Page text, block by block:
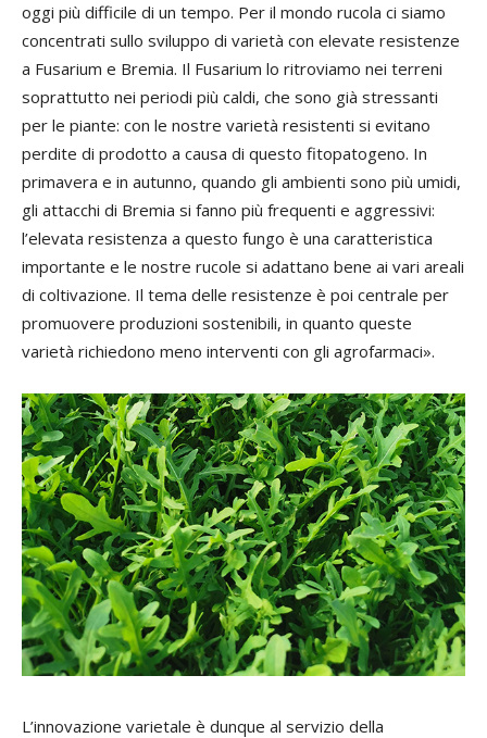
oggi più difficile di un tempo. Per il mondo rucola ci siamo
concentrati sullo sviluppo di varietà con elevate resistenze
a Fusarium e Bremia. Il Fusarium lo ritroviamo nei terreni
soprattutto nei periodi più caldi, che sono già stressanti
per le piante: con le nostre varietà resistenti si evitano
perdite di prodotto a causa di questo fitopatogeno. In
primavera e in autunno, quando gli ambienti sono più umidi,
gli attacchi di Bremia si fanno più frequenti e aggressivi:
l’elevata resistenza a questo fungo è una caratteristica
importante e le nostre rucole si adattano bene ai vari areali
di coltivazione. Il tema delle resistenze è poi centrale per
promuovere produzioni sostenibili, in quanto queste
varietà richiedono meno interventi con gli agrofarmaci».
L’innovazione varietale è dunque al servizio della